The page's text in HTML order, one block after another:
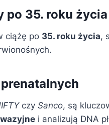
po 35. roku życia
ciążę po 35. roku życia,
czy Sanco, są
i analizują DNA